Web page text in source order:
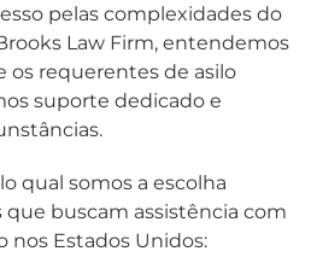
pelas complexidades do
Law Firm, entendemos
os requerentes de asilo
suporte dedicado e
qual somos a escolha
que buscam assistência com
nos Estados Unidos: